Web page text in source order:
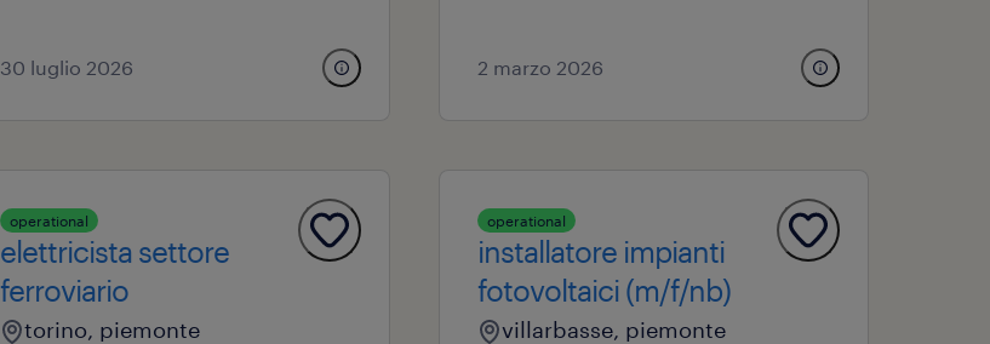
30 luglio 2026 2 marzo 2026
operational
elettricista settore
ferroviario
torino, piemonte
operational
installatore impianti
fotovoltaici (m/f/nb)
villarbasse, piemonte